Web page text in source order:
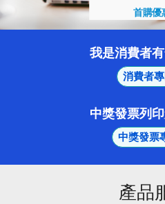
首購
我是消費者
消費者
中獎發票列
中獎發票
產品